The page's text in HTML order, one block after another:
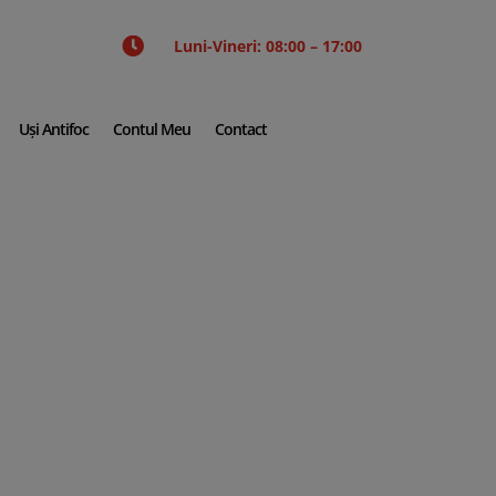
 Luni-Vineri: 08:00 – 17:00
Uși Antifoc Contul Meu Contact